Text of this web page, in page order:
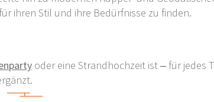
ihren Stil und ihre Bedürfnisse zu finden.
oder eine Strandhochzeit ist – für jedes